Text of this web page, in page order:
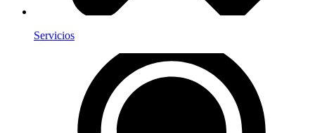
Servicios